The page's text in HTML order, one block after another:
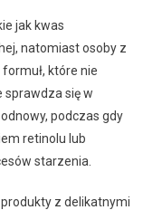
jak kwas
natomiast osoby z
które nie
sprawdza się w
podczas gdy
retinolu lub
starzenia.
z delikatnymi